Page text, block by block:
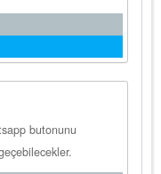
butonunu